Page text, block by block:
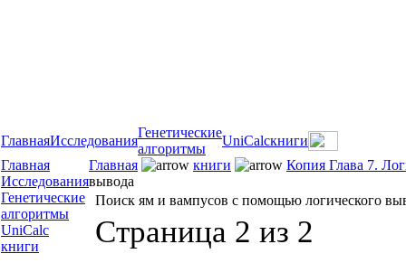
ГлавнаяИсследования
Генетические
алгоритмы
UniCalcкниги
Главная
Исследования
Генетические
алгоритмы
UniCalc
книги
Главная книги
Копия Глава 7.
вывода
Поиск ям и вампусов с помощью логического
Страница 2 из 2